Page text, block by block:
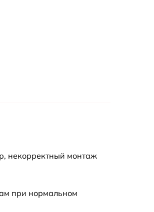
некорректный монтаж
при нормальном